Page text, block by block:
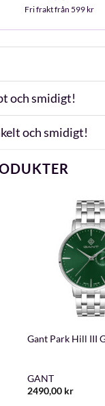
Fri frakt från 599 kr
och smidigt!
och smidigt!
Gant Park Hill III
GANT
2490,00 kr